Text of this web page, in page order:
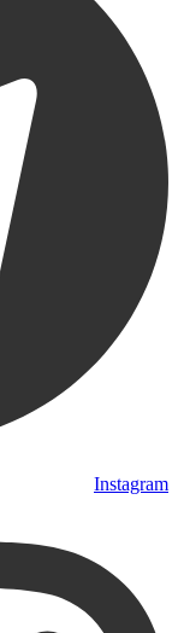
Instagram